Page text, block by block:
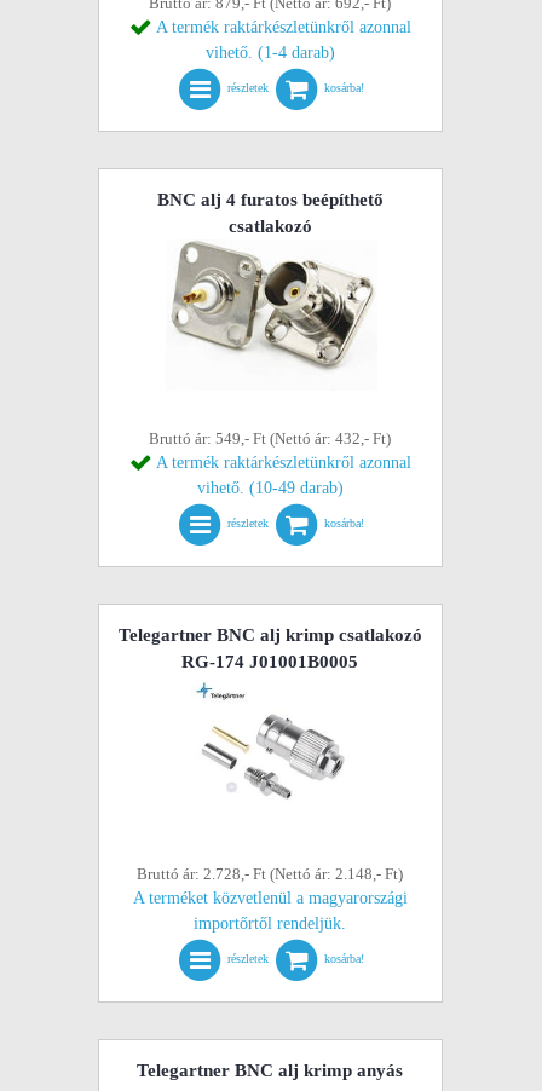
A termék raktárkészletünkről azonnal
vihető. (1-4 darab)
részletek kosárba!
BNC alj 4 furatos beépíthető
csatlakozó
Bruttó ár: 549,- Ft (Nettó ár: 432,- Ft)
A termék raktárkészletünkről azonnal
vihető. (10-49 darab)
részletek kosárba!
Telegartner BNC alj krimp csatlakozó
RG-174 J01001B0005
Bruttó ár: 2.728,- Ft (Nettó ár: 2.148,- Ft)
A terméket közvetlenül a magyarországi
importőrtől rendeljük.
részletek kosárba!
Telegartner BNC alj krimp anyás